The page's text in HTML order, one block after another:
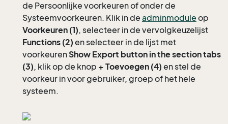
de Persoonlijke voorkeuren of onder de
Systeemvoorkeuren. Klik in de adminmodule op
Voorkeuren (1), selecteer in de vervolgkeuzelijst
Functions (2) en selecteer in de lijst met
voorkeurenShow Export button in the section tabs
(3), klik op de knop + Toevoegen (4) en stel de
voorkeur in voor gebruiker, groep of het hele
systeem.